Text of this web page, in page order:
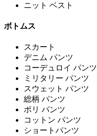
ニット ベスト
ボトムス
スカート
デニム パンツ
コーデュロイ パンツ
ミリタリー パンツ
スウェット パンツ
総柄 パンツ
ポリ パンツ
コットン パンツ
ショートパンツ